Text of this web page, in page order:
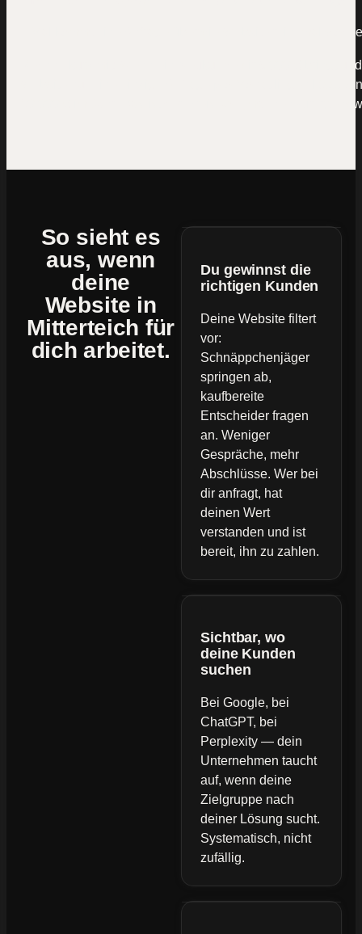
Mal kommt eine Anfrage über die Website rein, mal
Rechne kurz mit: Wenn ein Neukunde dir 5.000 € bringt
Website nur eine einzige Anfrage pro Monat liegen lässt,
60.000 € im Jahr. Das ist der Preis von „machen wir
So sieht es
aus, wenn
deine
Website in
Mitterteich für
dich arbeitet.
Du gewinnst die
richtigen Kunden
Deine Website filtert
vor:
Schnäppchenjäger
springen ab,
kaufbereite
Entscheider fragen
an. Weniger
Gespräche, mehr
Abschlüsse. Wer bei
dir anfragt, hat
deinen Wert
verstanden und ist
bereit, ihn zu zahlen.
Sichtbar, wo
deine Kunden
suchen
Bei Google, bei
ChatGPT, bei
Perplexity — dein
Unternehmen taucht
auf, wenn deine
Zielgruppe nach
deiner Lösung sucht.
Systematisch, nicht
zufällig.